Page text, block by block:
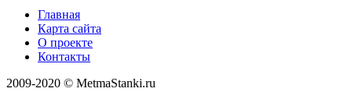
Главная
Карта сайта
О проекте
Контакты
2009-2020 © MetmaStanki.ru